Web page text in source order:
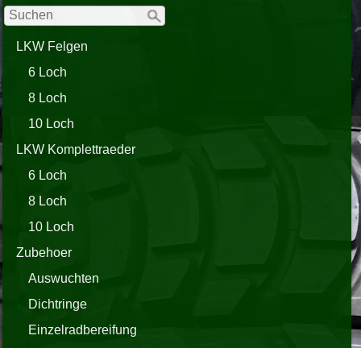
LKW Felgen
6 Loch
8 Loch
10 Loch
LKW Komplettraeder
6 Loch
8 Loch
10 Loch
Zubehoer
Auswuchten
Dichtringe
Einzelradbereifung